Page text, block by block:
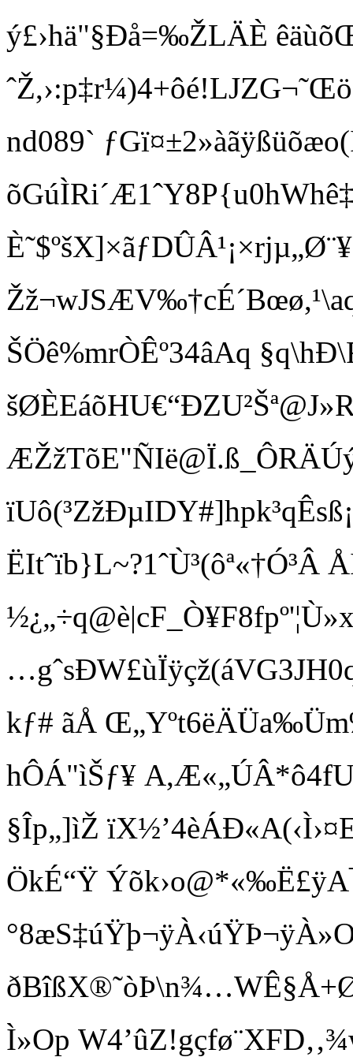
ý£›hä"§Ðå=‰ŽLÄÈ êäù
ˆŽ,›:p
nd089` ƒGï¤±2»
õGúÌ
ŠÖê%mrÒÊº34âAq §q\
ÆŽžTõE"ÑIë@
ïUô(³Zž
ËItˆï
½¿„÷q@è|cF_Ò¥F8f
kƒ# ãÅ Œ„Yºt6ë­ÄÜa
hÔÁ"ìŠƒ¥
§Îp„]ìŽ ïX½’4èÁ
ÖkÉ“Ÿ
Ì»Op W4’ûZ!gçfø¨XFD‚